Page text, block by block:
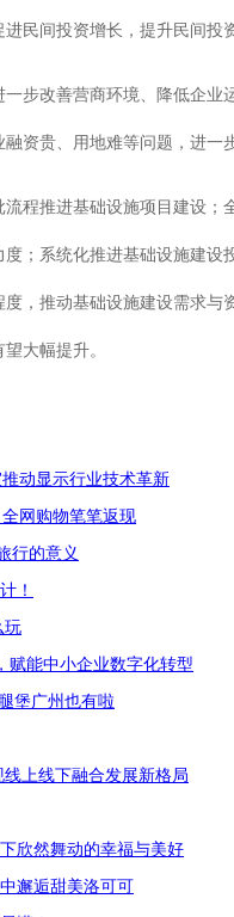
民间投资增长，提升民间投
步改善营商环境、降低企业
资贵、用地难等问题，进一
程推进基础设施项目建设；
；系统化推进基础设施建
，推动基础设施建设需求
大幅提升。
动显示行业技术革新
网购物笔笔返现
行的意义
！
玩
赋能中小企业数字化转型
堡广州也有啦
上线下融合发展新格局
欣然舞动的幸福与美好
邂逅甜美洛可可